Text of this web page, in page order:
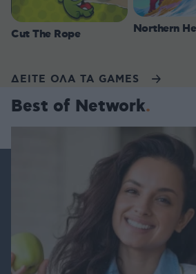
Cut The Rope Northern
ΔΕΙΤΕ ΟΛΑ ΤΑ GAMES
Best of Network